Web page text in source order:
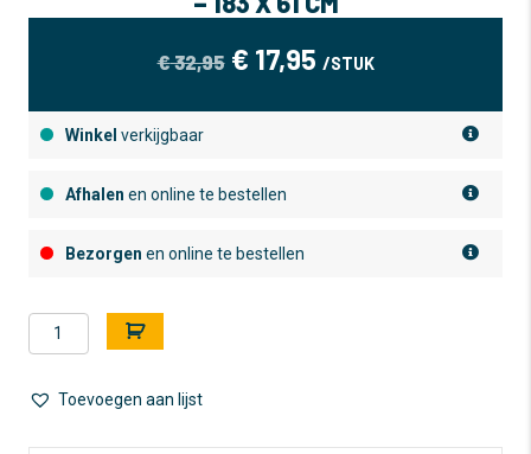
€32,95 OORSPRONKELIJKE
€ 17,95HUIDIGE
/STUK
Winkel verkijgbaar
Afhalen en online te bestellen
Bezorgen en online te bestellen
Decorpaneel
-
-
l
e
n
Toevoegen aan lijst